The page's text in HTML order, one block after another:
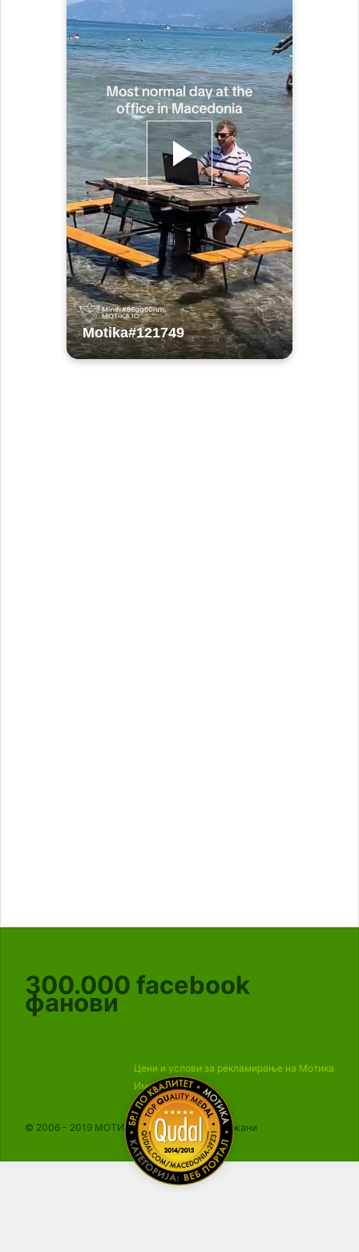
300.000 facebook
фанови
Цени и услови за рекламирање на Мотика
Импресум
© 2006 - 2019 МОТИКА, Сите права се задржани